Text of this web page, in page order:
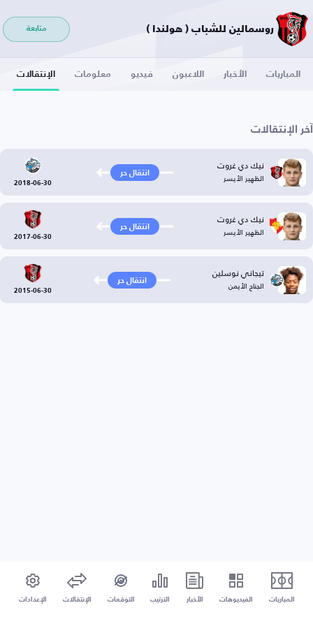
روسمالين للشباب ( هولندا ) متابعة
المباريات الأخبار اللاعبون فيديو معلومات الإنتقالات
آخر الإنتقالات
نيك دي غروت
الظهير الأيسر انتقال حر
2018-06-30
نيك دي غروت
الظهير الأيسر انتقال حر
2017-06-30
تيجاني نوسلين
الجناح الأيمن انتقال حر
2015-06-30
المباريات الفيديوهات الأخبار الترتيب التوقعات الإنتقالات الإعدادات